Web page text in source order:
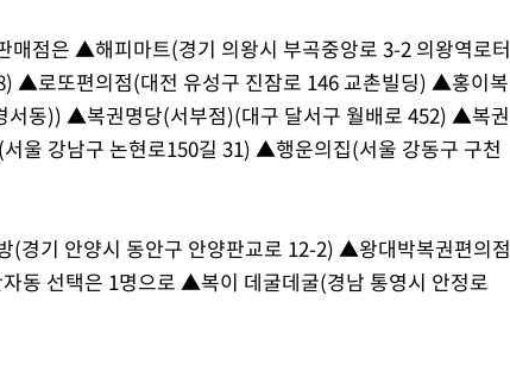
매점은 ▲해피마트(경기 의왕시 부곡중앙로 3-2 의왕역로터
▲로또편의점(대전 유성구 진잠로 146 교촌빌딩) ▲홍이복
서동)) ▲복권명당(서부점)(대구 달서구 월배로 452) ▲복권
울 강남구 논현로150길 31) ▲행운의집(서울 강동구 구천
경기 안양시 동안구 안양판교로 12-2) ▲왕대박복권편의점
동 선택은 1명으로 ▲복이 데굴데굴(경남 통영시 안정로